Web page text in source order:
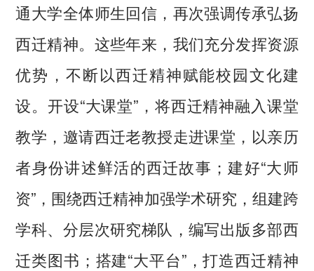
通大学全体师生回信，再次强调传承弘扬
西迁精神。这些年来，我们充分发挥资源
优势，不断以西迁精神赋能校园文化建
设。开设“大课堂”，将西迁精神融入课堂
教学，邀请西迁老教授走进课堂，以亲历
者身份讲述鲜活的西迁故事；建好“大师
资”，围绕西迁精神加强学术研究，组建跨
学科、分层次研究梯队，编写出版多部西
迁类图书；搭建“大平台”，打造西迁精神